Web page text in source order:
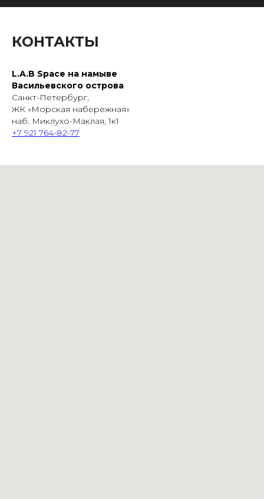
КОНТАКТЫ
L.A.B Space на намыве
Васильевского острова
Санкт-Петербург,
ЖК «Морская набережная»
наб. Миклухо-Маклая, 1к1
+7 921 764-82-77